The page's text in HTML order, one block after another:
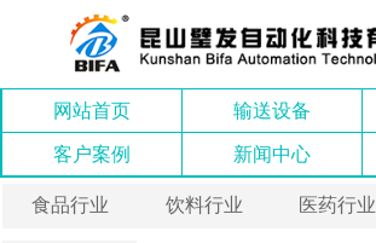
网站首页 输送设备
客户案例 新闻中心
食品行业 饮料行业 医药行业